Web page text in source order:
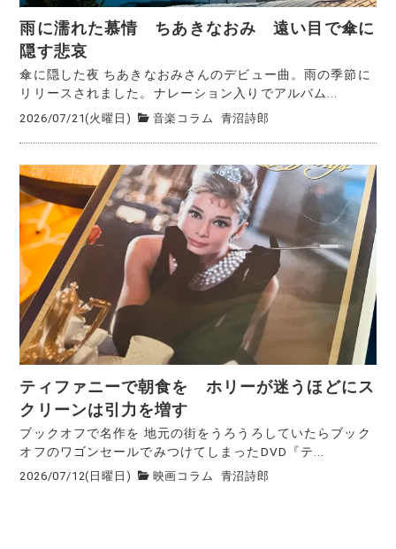
雨に濡れた慕情 ちあきなおみ 遠い目で傘に
隠す悲哀
傘に隠した夜 ちあきなおみさんのデビュー曲。雨の季節に
リリースされました。ナレーション入りでアルバム...
2026/07/21(火曜日) 音楽コラム 青沼詩郎
ティファニーで朝食を ホリーが迷うほどにス
クリーンは引力を増す
ブックオフで名作を 地元の街をうろうろしていたらブック
オフのワゴンセールでみつけてしまったDVD『テ...
2026/07/12(日曜日) 映画コラム 青沼詩郎